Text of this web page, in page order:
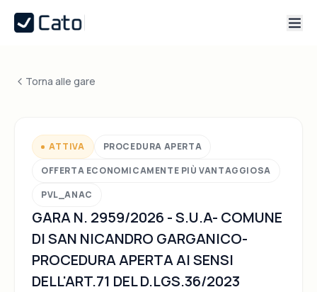
Torna alle gare
ATTIVA
PROCEDURA APERTA
OFFERTA ECONOMICAMENTE PIÙ VANTAGGIOSA
PVL_ANAC
GARA N. 2959/2026 - S.U.A- COMUNE
DI SAN NICANDRO GARGANICO-
PROCEDURA APERTA AI SENSI
DELL'ART.71 DEL D.LGS.36/2023